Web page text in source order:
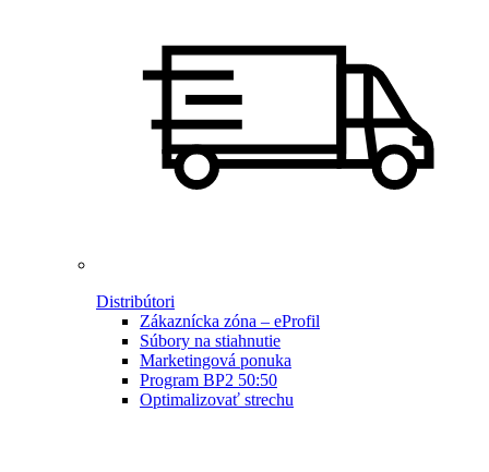
Distribútori
Zákaznícka zóna – eProfil
Súbory na stiahnutie
Marketingová ponuka
Program BP2 50:50
Optimalizovať strechu